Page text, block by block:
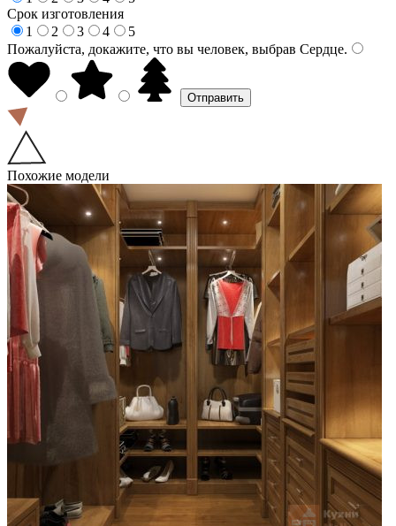
Срок изготовления
1
2 3 4
5
Пожалуйста, докажите, что вы человек, выбрав Сердце.
Похожие модели